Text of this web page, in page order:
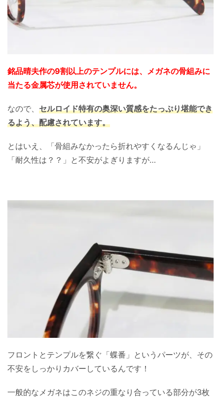
銘品晴夫作の9割以上のテンプルには、メガネの骨組みに
当たる金属芯が使用されていません。
なので、 セルロイド特有の奥深い質感をたっぷり堪能でき
るよう、配慮されています。
とはいえ、「骨組みなかったら折れやすくなるんじゃ」
「耐久性は？？」と不安がよぎりますが…
フロントとテンプルを繋ぐ「蝶番」というパーツが、その
不安をしっかりカバーしているんです！
一般的なメガネはこのネジの重なり合っている部分が3枚